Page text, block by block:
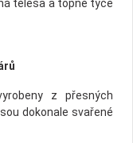
tělesa a topné tyče
z přesných
dokonale svařené